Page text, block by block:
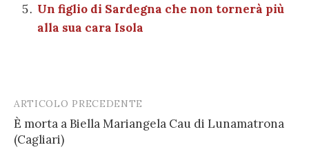
Un figlio di Sardegna che non tornerà più
alla sua cara Isola
Post
navigation
ARTICOLO PRECEDENTE
È morta a Biella Mariangela Cau di Lunamatrona
(Cagliari)